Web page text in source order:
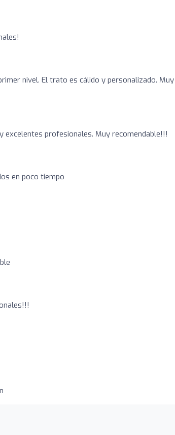
nivel. El trato es cálido y personalizado. Muy
excelentes profesionales. Muy recomendable!!!
en poco tiempo